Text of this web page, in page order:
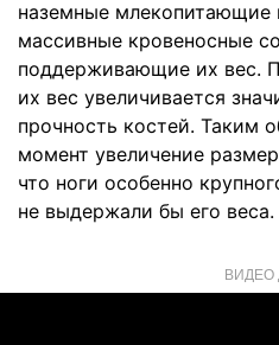
наземные
массивные кровеносные
поддерживающие их вес.
их вес увеличивается
прочность костей. Таким
момент увеличение
что ноги особенно
не выдержали бы его веса.
ВИДЕО